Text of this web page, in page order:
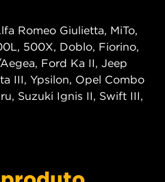
Romeo Giulietta, MiTo,
500X, Doblo, Fiorino,
Ford Ka II, Jeep
III, Ypsilon, Opel Combo
Suzuki Ignis II, Swift III,